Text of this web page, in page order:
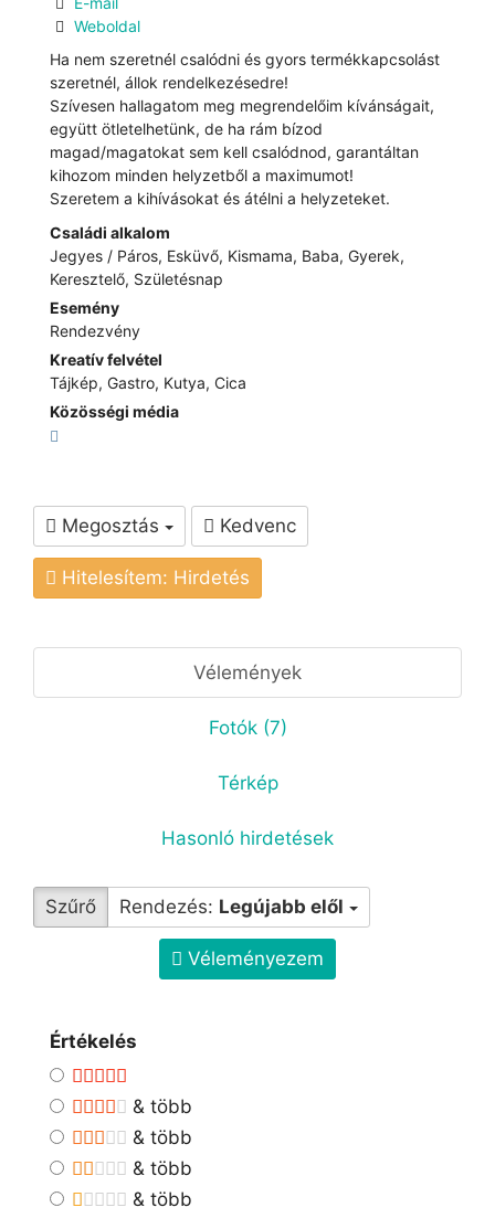
Weboldal
Ha nem szeretnél csalódni és gyors termékkapcsolást
szeretnél, állok rendelkezésedre!
Szívesen hallagatom meg megrendelőim kívánságait,
együtt ötletelhetünk, de ha rám bízod
magad/magatokat sem kell csalódnod, garantáltan
kihozom minden helyzetből a maximumot!
Szeretem a kihívásokat és átélni a helyzeteket.
Családi alkalom
Jegyes / Páros, Esküvő, Kismama, Baba, Gyerek,
Keresztelő, Születésnap
Esemény
Rendezvény
Kreatív felvétel
Tájkép, Gastro, Kutya, Cica
Közösségi média
Megosztás Kedvenc
Hitelesítem: Hirdetés
Vélemények
Fotók (7)
Térkép
Hasonló hirdetések
Szűrő Rendezés: Legújabb elől
Véleményezem
Értékelés
& több
& több
& több
& több